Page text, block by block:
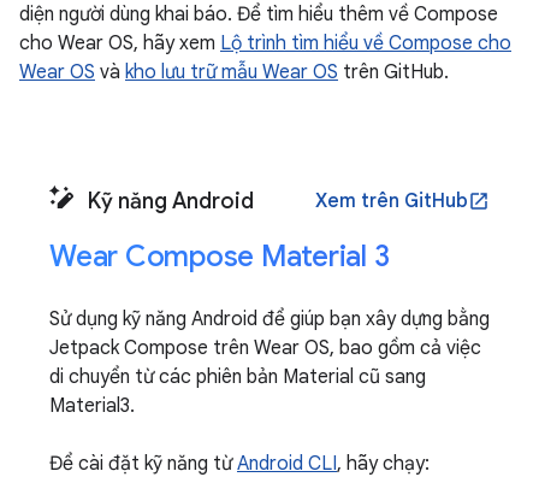
diện người dùng khai báo. Để tìm hiểu thêm về Compose
cho Wear OS, hãy xem Lộ trình tìm hiểu về Compose cho
Wear OS và kho lưu trữ mẫu Wear OS trên GitHub.
Kỹ năng Android Xem trên GitHubopen_in_new
Wear Compose Material 3
Sử dụng kỹ năng Android để giúp bạn xây dựng bằng
Jetpack Compose trên Wear OS, bao gồm cả việc
di chuyển từ các phiên bản Material cũ sang
Material3.
Để cài đặt kỹ năng từAndroid CLI, hãy chạy: